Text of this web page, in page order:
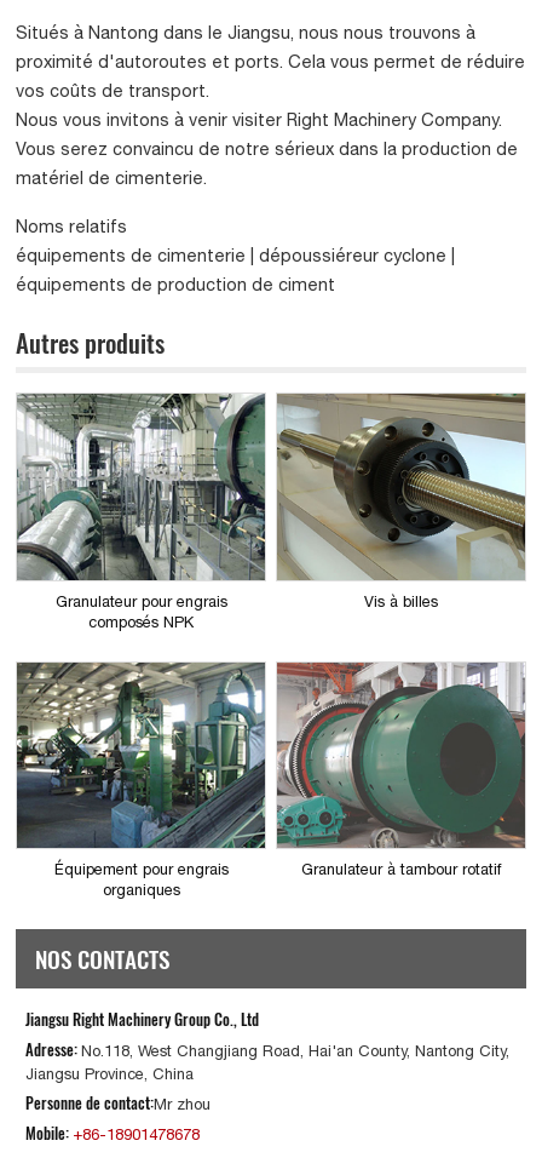
Situés à Nantong dans le Jiangsu, nous nous trouvons à
proximité d'autoroutes et ports. Cela vous permet de réduire
vos coûts de transport.
Nous vous invitons à venir visiter Right Machinery Company.
Vous serez convaincu de notre sérieux dans la production de
matériel de cimenterie.
Noms relatifs
équipements de cimenterie | dépoussiéreur cyclone |
équipements de production de ciment
Autres produits
Granulateur pour engrais
composés NPK
Vis à billes
Équipement pour engrais
organiques
Granulateur à tambour rotatif
NOS CONTACTS
Jiangsu Right Machinery Group Co., Ltd
Adresse:No.118, West Changjiang Road, Hai'an County, Nantong City,
Jiangsu Province, China
Personne de contact:Mr zhou
Mobile: +86-18901478678